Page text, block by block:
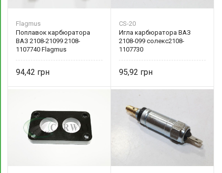
Flagmus
Поплавок карбюратора
ВАЗ 2108-21099 2108-
1107740 Flagmus
94,42
CS-20
Игла карбюратора ВАЗ
2108-099 солекс2108-
1107730
95,92